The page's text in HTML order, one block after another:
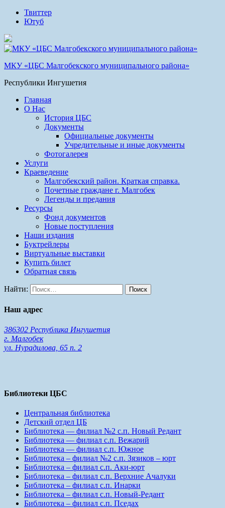
Твиттер
Ютуб
МКУ «ЦБС Малгобекского муниципального района»
Республики Ингушетия
Главная
О Нас
История ЦБС
Документы
Официальные документы
Учредительные и иные документы
Фотогалерея
Услуги
Краеведение
Малгобекский район. Краткая справка.
Почетные граждане г. Малгобек
Легенды и предания
Ресурсы
Фонд документов
Новые поступления
Наши издания
Буктрейлеры
Виртуальные выставки
Купить билет
Обратная связь
Найти:
Наш адрес
386302 Республика Ингушетия
г. Малгобек
ул. Нурадилова, 65 п. 2
Библиотеки ЦБС
Центральная библиотека
Детский отдел ЦБ
Библиотека — филиал №2 с.п. Новый Редант
Библиотека — филиал с.п. Вежарий
Библиотека — филиал с.п. Южное
Библиотека – филиал №2 с.п. Зязиков – юрт
Библиотека – филиал с.п. Аки-юрт
Библиотека – филиал с.п. Верхние Ачалуки
Библиотека – филиал с.п. Инарки
Библиотека – филиал с.п. Новый-Редант
Библиотека – филиал с.п. Пседах